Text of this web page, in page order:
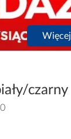
Więcej
czarny